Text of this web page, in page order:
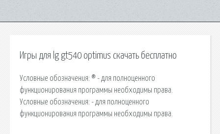
Игры для lg gt540 optimus скачать бесплатно
Условные обозначения: ® - для полноценного
функционирования программы необходимы права.
Условные обозначения: - для полноценного
функционирования программы необходимы права.